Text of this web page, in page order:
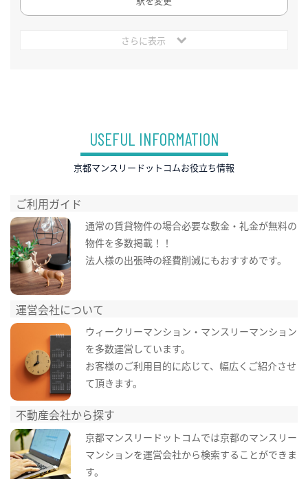
さらに表示
USEFUL INFORMATION
京都マンスリードットコムお役立ち情報
ご利用ガイド
通常の賃貸物件の場合必要な敷金・礼金が無料の
物件を多数掲載！！
法人様の出張時の経費削減にもおすすめです。
運営会社について
ウィークリーマンション・マンスリーマンション
を多数運営しています。
お客様のご利用目的に応じて、幅広くご紹介させ
て頂きます。
不動産会社から探す
京都マンスリードットコムでは京都のマンスリー
マンションを運営会社から検索することができま
す。